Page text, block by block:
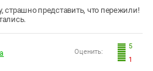
страшно представить, что пережили!
5
1
Оценить: